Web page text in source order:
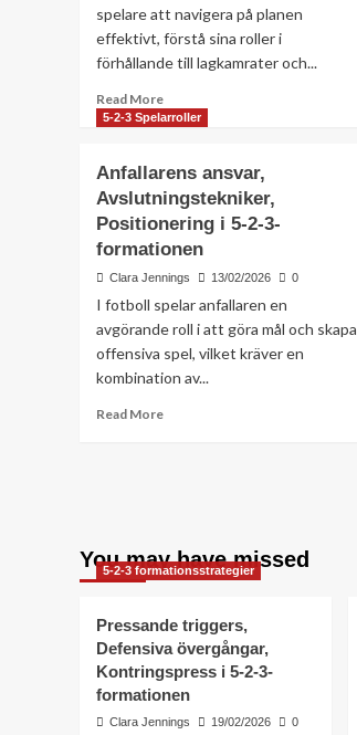
spelare att navigera på planen
effektivt, förstå sina roller i
förhållande till lagkamrater och...
Read MoreRead
more
Rörelse
utan
boll,
Utrymmesskapande
5-
2-
3-
formationen
5-2-3 Spelarroller
Anfallarens ansvar,
Avslutningstekniker,
Positionering i 5-2-3-
formationen
Clara Jennings 13/02/2026 0
I fotboll spelar anfallaren en
avgörande roll i att göra mål och skapa
offensiva spel, vilket kräver en
kombination av...
Read MoreRead
i
5-
3-
formationen
You may have missed
5-2-3 formationsstrategier
Pressande triggers,
Defensiva övergångar,
Kontringspress i 5-2-3-
formationen
Clara Jennings 19/02/2026 0